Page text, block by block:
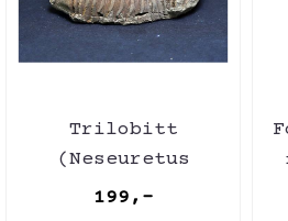
Trilobitt
(Neseuretus
tristani), 7-8 cm
199,-